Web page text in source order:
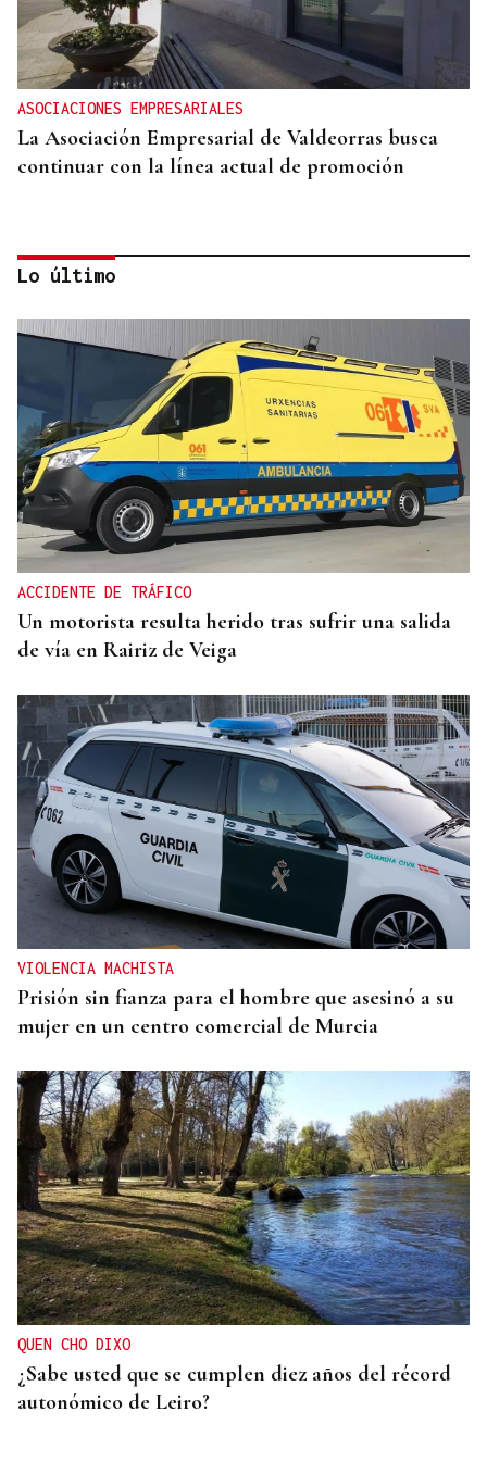
ASOCIACIONES EMPRESARIALES
La Asociación Empresarial de Valdeorras busca
continuar con la línea actual de promoción
DISTRIBUIDORA FAMILIAR
Gaseosas Roca, medio siglo creciendo junto a
Valdeorras y Coca-Cola
Lo último
ACCIDENTE DE TRÁFICO
Un motorista resulta herido tras sufrir una salida
de vía en Rairiz de Veiga
VIOLENCIA MACHISTA
Prisión sin fianza para el hombre que asesinó a su
mujer en un centro comercial de Murcia
QUEN CHO DIXO
¿Sabe usted que se cumplen diez años del récord
autonómico de Leiro?